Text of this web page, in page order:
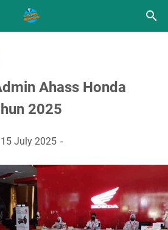
Ahass Honda
2025
15 July 2025